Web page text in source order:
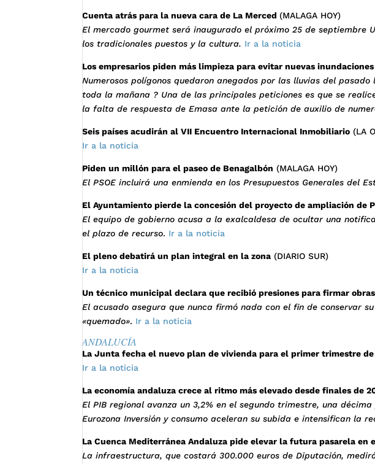
Cuenta atrás para la nueva cara de La Merced (MALAGA HOY)
El mercado gourmet será inaugurado el próximo 25 de septiembre
los tradicionales puestos y la cultura. Ir a la noticia
Los empresarios piden más limpieza para evitar nuevas inundaciones
Numerosos polígonos quedaron anegados por las lluvias del
toda la mañana ? Una de las principales peticiones es que se
la falta de respuesta de Emasa ante la petición de auxilio de
Seis países acudirán al VII Encuentro Internacional Inmobiliario (LA
Ir a la noticia
Piden un millón para el paseo de Benagalbón (MALAGA HOY)
El PSOE incluirá una enmienda en los Presupuestos Generales del
El Ayuntamiento pierde la concesión del proyecto de ampliación de
El equipo de gobierno acusa a la exalcaldesa de ocultar una
el plazo de recurso. Ir a la noticia
El pleno debatirá un plan integral en la zona (DIARIO SUR)
Ir a la noticia
Un técnico municipal declara que recibió presiones para firmar
El acusado asegura que nunca firmó nada con el fin de conservar
«quemado». Ir a la noticia
ANDALUCÍA
La Junta fecha el nuevo plan de vivienda para el primer trimestre de
Ir a la noticia
La economía andaluza crece al ritmo más elevado desde finales de
El PIB regional avanza un 3,2% en el segundo trimestre, una
Eurozona Inversión y consumo aceleran su subida e intensifican la
La Cuenca Mediterránea Andaluza pide elevar la futura pasarela en
La infraestructura, que costará 300.000 euros de Diputación,